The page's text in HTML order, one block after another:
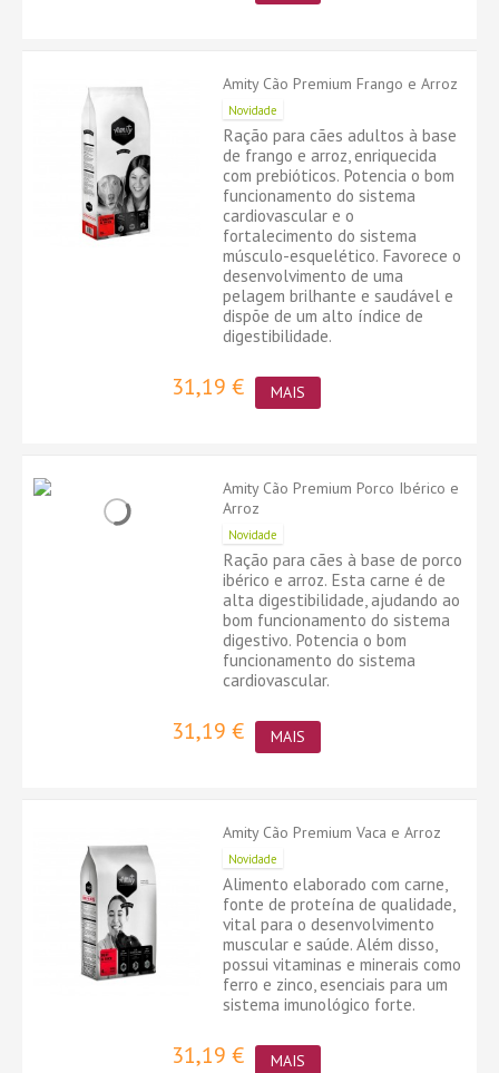
Amity Cão Premium Frango e Arroz
Novidade
Ração para cães adultos à base
de frango e arroz, enriquecida
com prebióticos. Potencia o bom
funcionamento do sistema
cardiovascular e o
fortalecimento do sistema
músculo-esquelético. Favorece o
desenvolvimento de uma
pelagem brilhante e saudável e
dispõe de um alto índice de
digestibilidade.
31,19 € MAIS
Amity Cão Premium Porco Ibérico e
Arroz
Novidade
Ração para cães à base de porco
ibérico e arroz. Esta carne é de
alta digestibilidade, ajudando ao
bom funcionamento do sistema
digestivo. Potencia o bom
funcionamento do sistema
cardiovascular.
31,19 € MAIS
Amity Cão Premium Vaca e Arroz
Novidade
Alimento elaborado com carne,
fonte de proteína de qualidade,
vital para o desenvolvimento
muscular e saúde. Além disso,
possui vitaminas e minerais como
ferro e zinco, esenciais para um
sistema imunológico forte.
31,19 € MAIS